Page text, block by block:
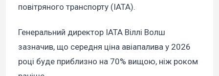
повітряного транспорту (IATA).
Генеральний директор IATA Віллі Волш
зазначив, що середня ціна авіапалива у 2026
році буде приблизно на 70% вищою, ніж роком